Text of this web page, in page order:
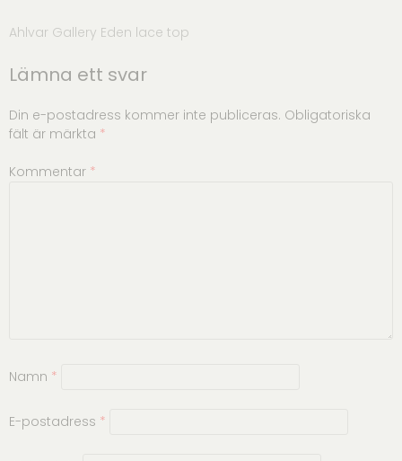
Inläggsnavigering
Ahlvar Gallery Eden lace top
Lämna ett svar
Din e-postadress kommer inte publiceras. Obligatoriska
fält är märkta *
Kommentar *
Namn *
E-postadress *